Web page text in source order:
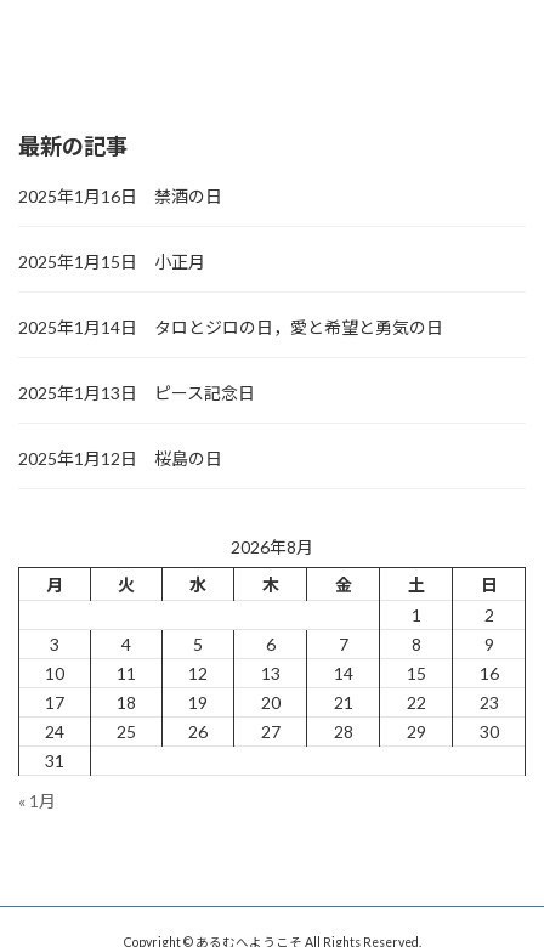
最新の記事
2025年1月16日 禁酒の日
2025年1月15日 小正月
2025年1月14日 タロとジロの日，愛と希望と勇気の日
2025年1月13日 ピース記念日
2025年1月12日 桜島の日
2026年8月
月
火 水 木 金 土
日
1
2
3
4 5 6 7 8
9
10
11 12 13 14 15
16
17
18 19 20 21 22
23
24
25 26 27 28 29
30
31
« 1月
Copyright © あるむへようこそ All Rights Reserved.